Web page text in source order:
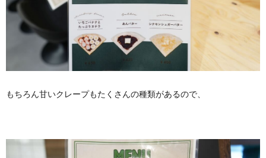
もちろん甘いクレープもたくさんの種類があるので、